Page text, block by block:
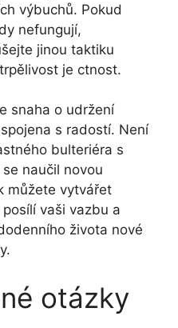
výbuchů. Pokud
nefungují,
​jinou taktiku
je ctnost.
snaha o udržení
s radostí. Není
bulteriéra⁤ s
naučil novou
můžete vytvářet
vaši vazbu a
života nové
⁣otázky